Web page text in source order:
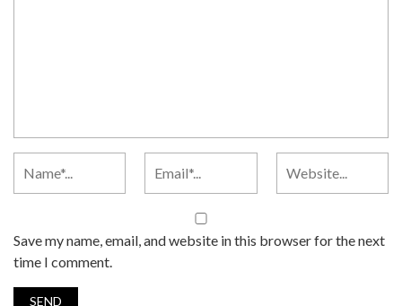
Save my name, email, and website in this browser for the next
time I comment.